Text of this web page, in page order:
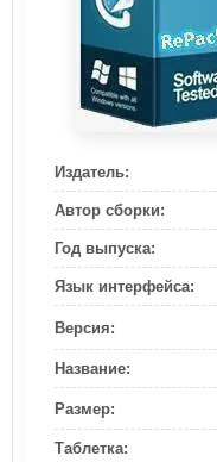
Издатель:
Автор сборки:
Год выпуска:
Язык интерфейса:
Версия:
Название:
Размер:
Таблетка: